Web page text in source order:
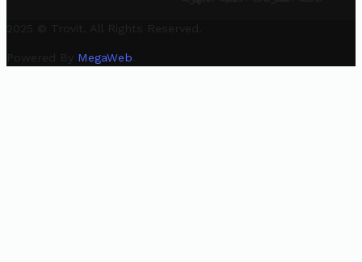
2025 © Trovit. All Rights Reserved.
Powered By MegaWeb